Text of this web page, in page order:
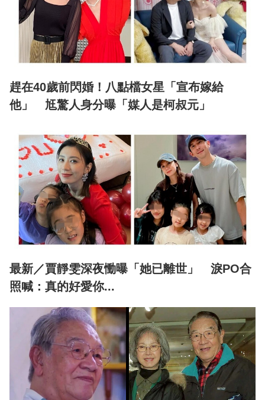
趕在40歲前閃婚！八點檔女星「宣布嫁給
他」 尪驚人身分曝「媒人是柯叔元」
最新／賈靜雯深夜慟曝「她已離世」 淚PO合
照喊：真的好愛你...